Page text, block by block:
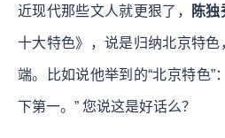
近现代那些文人就更狠了， 陈独
十大特色》，说是归纳北京特
端。比如说他举到的“北京特色”
下第一。” 您说这是好话么？